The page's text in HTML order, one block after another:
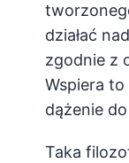
działać
zgodnie z
Wspiera
dążenie
Taka